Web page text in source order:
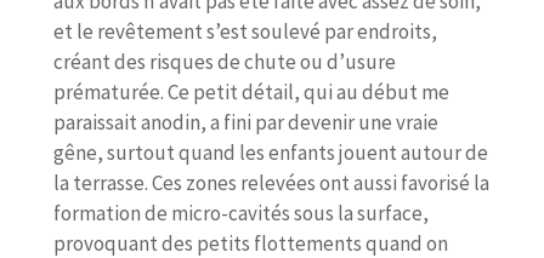
et le revêtement s’est soulevé par endroits,
créant des risques de chute ou d’usure
prématurée. Ce petit détail, qui au début me
paraissait anodin, a fini par devenir une vraie
gêne, surtout quand les enfants jouent autour de
la terrasse. Ces zones relevées ont aussi favorisé la
formation de micro-cavités sous la surface,
provoquant des petits flottements quand on